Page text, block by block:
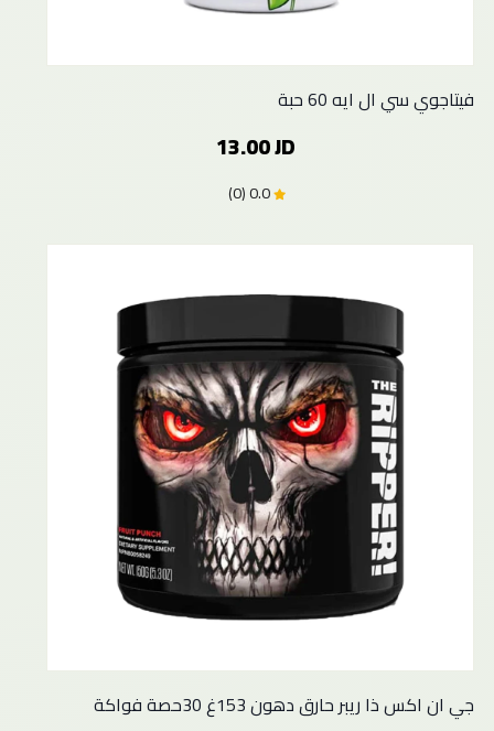
فيتاجوي سي ال ايه 60 حبة
13.00 JD
جي ان اكس ذا ريبر حارق دهون 153غ 30حصة فواكة